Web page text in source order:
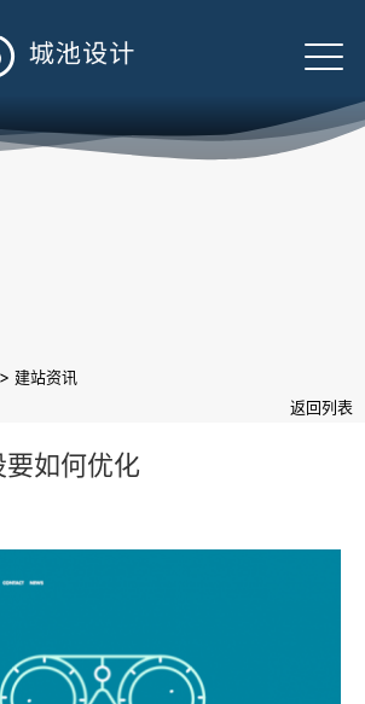
> 建站资讯
返回列表
如何优化